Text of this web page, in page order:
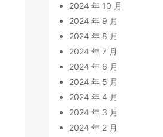
2024 年 10 月
2024 年 9 月
2024 年 8 月
2024 年 7 月
2024 年 6 月
2024 年 5 月
2024 年 4 月
2024 年 3 月
2024 年 2 月